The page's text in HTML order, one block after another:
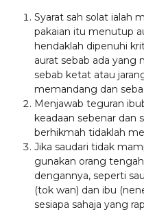
Syarat sah solat ialah
pakaian itu menutup
hendaklah dipenuhi
aurat sebab ada yang
sebab ketat atau
memandang dan
Menjawab teguran
keadaan sebenar dan
berhikmah tidaklah
Jika saudari tidak
gunakan orang
dengannya, seperti
(tok wan) dan ibu
sesiapa sahaja yang